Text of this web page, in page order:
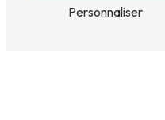
Personnaliser